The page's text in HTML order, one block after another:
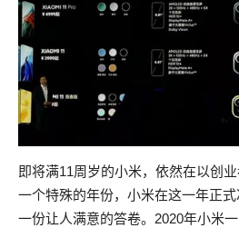
即将满11周岁的小米，依然在以创
一个特殊的年份，小米在这一年正
一份让人满意的答卷。2020年小米